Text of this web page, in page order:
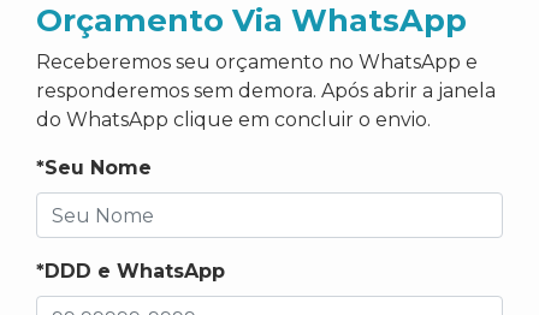
Orçamento Via WhatsApp
Receberemos seu orçamento no WhatsApp e
responderemos sem demora. Após abrir a janela
do WhatsApp clique em concluir o envio.
*Seu Nome
*DDD e WhatsApp